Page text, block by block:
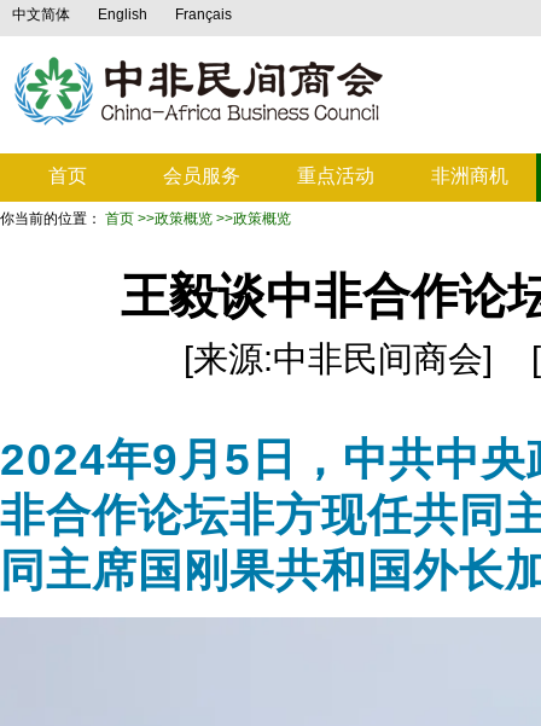
中文简体 English Français
首页 会员服务 重点活动 非洲商机
你当前的位置： 首页 >>政策概览 >>政策概览
王毅谈中非合作论
[来源:中非民间商会] [
2024年9月5日，中共中
非合作论坛非方现任共同
同主席国刚果共和国外长